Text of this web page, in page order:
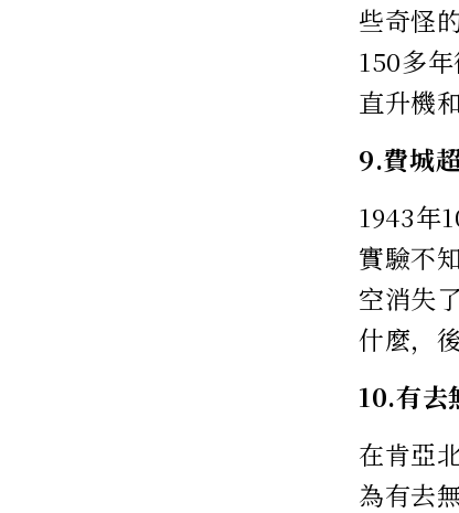
些奇怪
150多
直升機
9.費城
1943年
實驗不
空消失
什麼，
10.有去
在肯亞
為有去